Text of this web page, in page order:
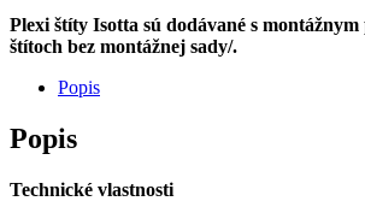
plexi
štít
MM
x
515mm/
-
Plexi štíty Isotta sú dodávané s
štítoch bez montážnej sady/.
Popis
Popis
Technické vlastnosti